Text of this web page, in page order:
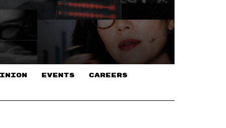
EVENTS CAREERS